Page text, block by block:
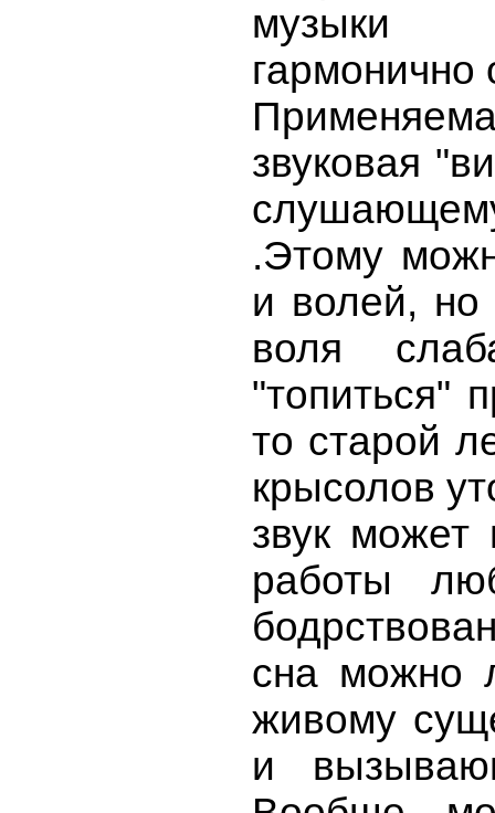
музыки -
гармонично
звуковая
.Этому
и волей, но
воля
"топиться"
то старой
крысолов
звук может
работы
сна можно
живому
и